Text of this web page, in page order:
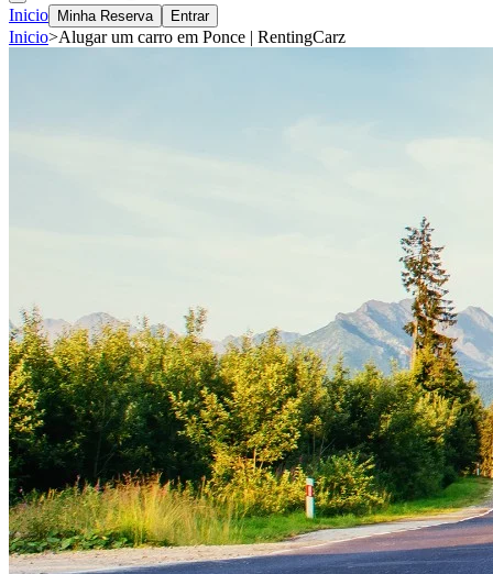
Inicio Minha Reserva Entrar
Inicio>Alugar um carro em Ponce | RentingCarz